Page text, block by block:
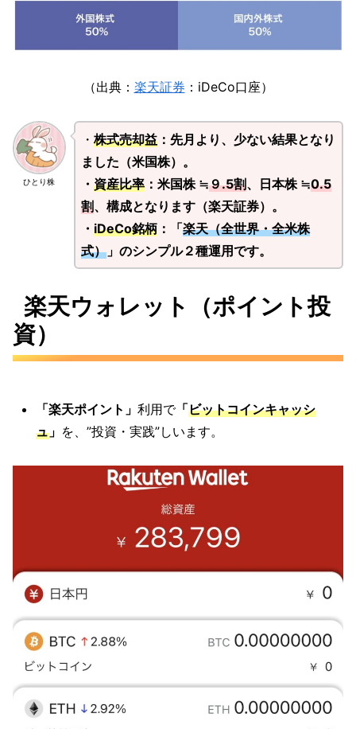
（出典： 楽天証券 ：iDeCo口座）
ひとり株
・ 株式売却益：先月より、少ない結果となり
ました（米国株）。
・ 資産比率：米国株 ≒９.5割、日本株 ≒0.5
割、構成となります（楽天証券）。
・ iDeCo銘柄：「楽天（全世界・全米株
式）」のシンプル２種運用です。
楽天ウォレット（ポイント投
資）
「楽天ポイント」利用で「ビットコインキャッシ
ュ 」 を、”投資・実践”しいます。